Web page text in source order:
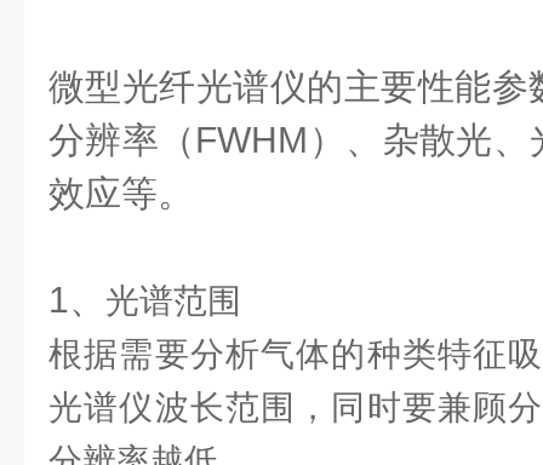
微型光纤光谱仪的主要性能参
分辨率（FWHM）、杂散光
效应等。
1、 光谱范围
根据需要分析气体的种类特征
光谱仪波长范围，同时要兼顾